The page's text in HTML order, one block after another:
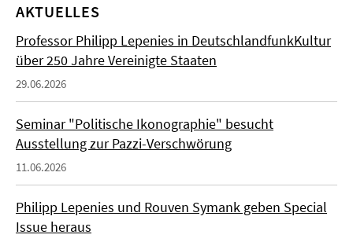
AKTUELLES
Professor Philipp Lepenies in DeutschlandfunkKultur
über 250 Jahre Vereinigte Staaten
29.06.2026
Seminar "Politische Ikonographie" besucht
Ausstellung zur Pazzi-Verschwörung
11.06.2026
Philipp Lepenies und Rouven Symank geben Special
Issue heraus